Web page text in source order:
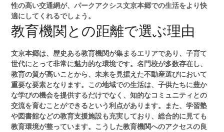
性の高い交通網が、パークアクシス文京本郷での生活をより快
適にしてくれるでしょう。
教育機関との距離で選ぶ理由
文京本郷は、歴史ある教育機関が集まるエリアであり、子育て
世代にとって非常に魅力的な環境です。名門校が多数存在し、
教育の質が高いことから、未来を見据えた不動産選びにおいて
重要な要素となります。この地域での生活は、子供たちに豊か
な学びの機会を提供するだけでなく、知的なコミュニティとの
交流を育むことができるという利点があります。また、学習塾
や図書館などの教育支援施設も充実しており、総合的に見ても
教育環境が整っています。こうした教育機関へのアクセスの良